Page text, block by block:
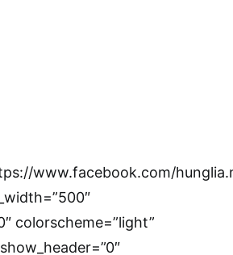
www.facebook.com/
colorscheme=”light”